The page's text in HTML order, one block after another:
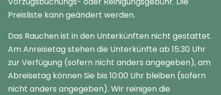
Preisliste kann geändert werden.
Das Rauchen ist in den Unterkünften nicht gestattet.
Am Anreisetag stehen die Unterkünfte ab 15:30 Uhr
zur Verfügung (sofern nicht anders angegeben), am
Abreisetag können Sie bis 10:00 Uhr bleiben (sofern
nicht anders angegeben). Wir reinigen die